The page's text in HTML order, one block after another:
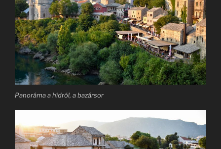
Panoráma a hídról, a bazársor